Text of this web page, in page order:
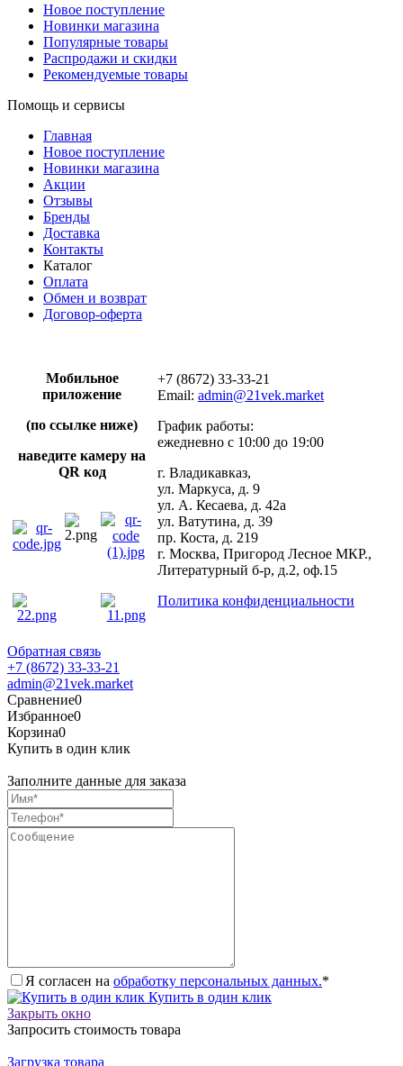
Новое поступление
Новинки магазина
Популярные товары
Распродажи и скидки
Рекомендуемые товары
Помощь и сервисы
Главная
Новое поступление
Новинки магазина
Акции
Отзывы
Бренды
Доставка
Контакты
Каталог
Оплата
Обмен и возврат
Договор-оферта
Мобильное
приложение
(по ссылке ниже)
наведите камеру на
QR код
+7 (8672) 33-33-21
Email: admin@21vek.market
График работы:
ежедневно с 10:00 до 19:00
г. Владикавказ,
ул. Маркуса, д. 9
ул. А. Кесаева, д. 42а
ул. Ватутина, д. 39
пр. Коста, д. 219
г. Москва, Пригород Лесное МКР.,
Литературный б-р, д.2, оф.15
Политика конфиденциальности
Обратная связь
+7 (8672) 33-33-21
admin@21vek.market
Сравнение0
Избранное0
Корзина0
Купить в один клик
Заполните данные для заказа
Я согласен на обработку персональных данных.*
Купить в один клик
Закрыть окно
Запросить стоимость товара
Загрузка товара